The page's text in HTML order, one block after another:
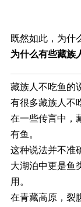
既然如此，为什
为什么有些藏族
藏族人不吃鱼的
有很多藏族人不
在一些传言中，
有鱼。
这种说法并不准
大湖泊中更是鱼
用。
在青藏高原，裂